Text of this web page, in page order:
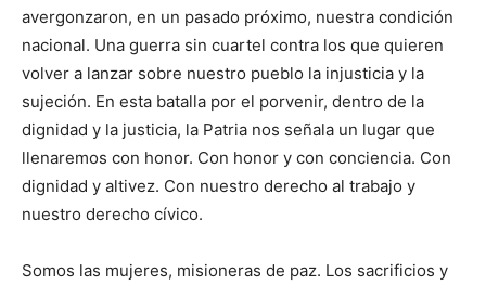
avergonzaron, en un pasado próximo, nuestra condición
nacional. Una guerra sin cuartel contra los que quieren
volver a lanzar sobre nuestro pueblo la injusticia y la
sujeción. En esta batalla por el porvenir, dentro de la
dignidad y la justicia, la Patria nos señala un lugar que
llenaremos con honor. Con honor y con conciencia. Con
dignidad y altivez. Con nuestro derecho al trabajo y
nuestro derecho cívico.
Somos las mujeres, misioneras de paz. Los sacrificios y